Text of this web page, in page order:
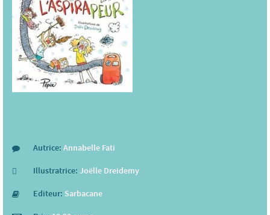
Autrice: Annabelle Fati
Illustratrice: Joëlle Dreidemy
Editeur: Sarbacane